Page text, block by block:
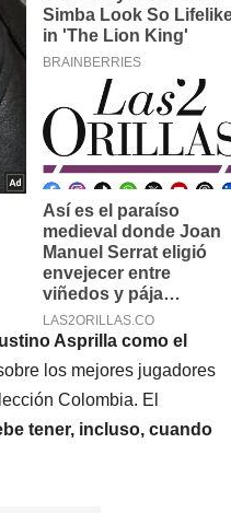
Asprilla como el
los mejores jugadores
Colombia. El
tener, incluso, cuando